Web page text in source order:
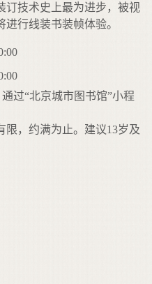
订技术史上最为进步，被视
行线装书装帧体验。
过“北京城市图书馆”小程
限，约满为止。建议13岁及